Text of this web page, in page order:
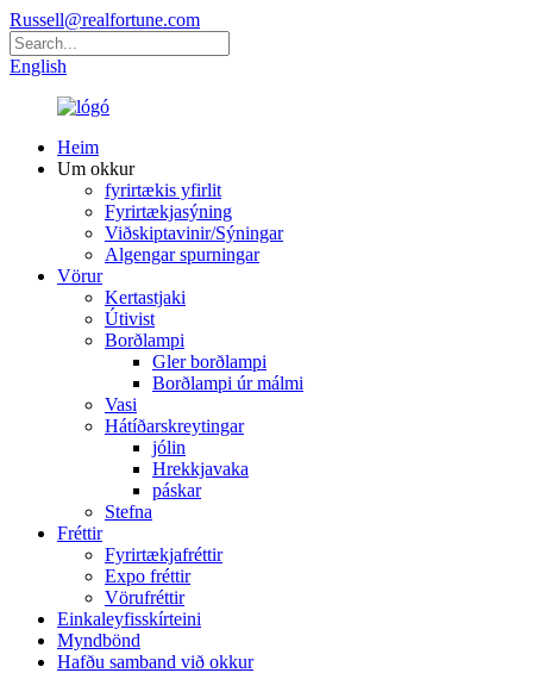
Russell@realfortune.com
English
Heim
Um okkur
fyrirtækis yfirlit
Fyrirtækjasýning
Viðskiptavinir/Sýningar
Algengar spurningar
Vörur
Kertastjaki
Útivist
Borðlampi
Gler borðlampi
Borðlampi úr málmi
Vasi
Hátíðarskreytingar
jólin
Hrekkjavaka
páskar
Stefna
Fréttir
Fyrirtækjafréttir
Expo fréttir
Vörufréttir
Einkaleyfisskírteini
Myndbönd
Hafðu samband við okkur